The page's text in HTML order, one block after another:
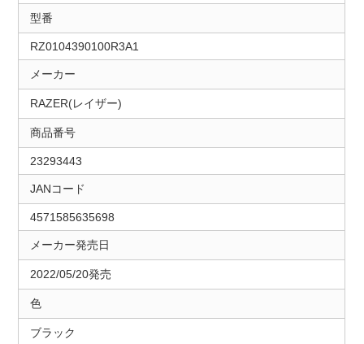
型番
RZ0104390100R3A1
メーカー
RAZER(レイザー)
商品番号
23293443
JANコード
4571585635698
メーカー発売日
2022/05/20発売
色
ブラック